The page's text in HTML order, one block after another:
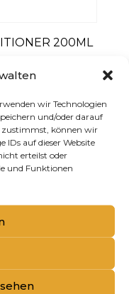
wir Technologien
und/oder darauf
zustimmst, können wir
IDs auf dieser Website
erteilst oder
und Funktionen
200ML